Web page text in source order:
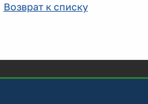
Возврат к списку